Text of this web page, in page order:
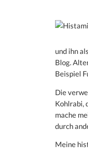
und ihn
Blog.
Beispiel
Die
Kohlrabi,
mache
durch
Meine